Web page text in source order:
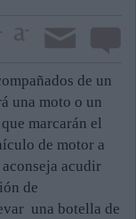
de un
una moto o un
marcarán el
de motor a
acudir
de
una botella de